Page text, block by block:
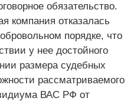
обязательство.
компания отказалась
порядке, что
у нее достойного
размера судебных
рассматриваемого
ВАС РФ от